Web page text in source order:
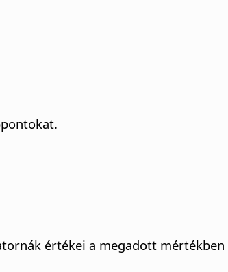
értékei a megadott